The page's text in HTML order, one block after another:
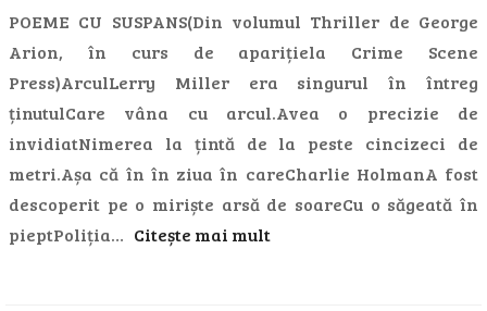
POEME CU SUSPANS(Din volumul Thriller de George
Arion, în curs de aparițiela Crime Scene
Press)ArculLerry Miller era singurul în întreg
ținutulCare vâna cu arcul.Avea o precizie de
invidiatNimerea la țintă de la peste cincizeci de
metri.Așa că în în ziua în careCharlie HolmanA fost
descoperit pe o miriște arsă de soareCu o săgeată în
pieptPoliția… Citește mai mult